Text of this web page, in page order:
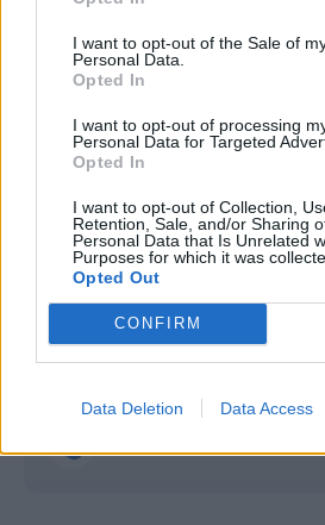
I want to opt-out of the Sale of
Personal Data.
Opted In
I want to opt-out of processing
Personal Data for Targeted
Opted In
I want to opt-out of Collection,
Retention, Sale, and/or Sharing
Personal Data that Is Unrelated
Purposes for which it was
Opted Out
CONFIRM
Data Deletion Data Access
6 - Candreva 5
7 - Zielinski 5
9 - Salah 5
10 - Pellegrini 5 (1)
11 - Gomez 5 (1)
12 - Pjanic 5 (4)
13 - Muriel 4
14 - Petagna 4
15 - Icardi 4